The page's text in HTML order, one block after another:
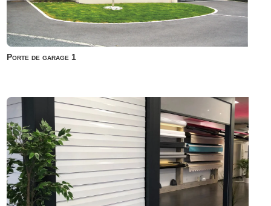
Porte de garage 1